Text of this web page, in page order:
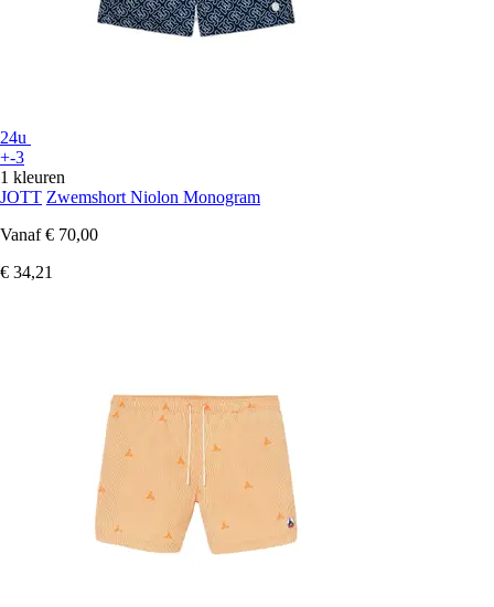
24u
+-3
1 kleuren
JOTT Zwemshort Niolon Monogram
Vanaf € 70,00
€ 34,21